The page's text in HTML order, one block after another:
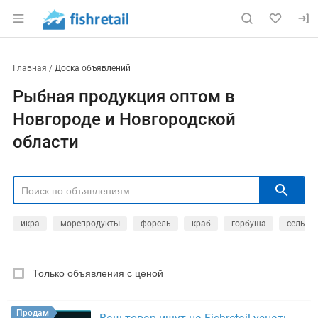
Главная Доска объявлений
Рыбная продукция оптом в
Новгороде и Новгородской
области
икра морепродукты форель краб горбуша сельдь
РЕГИОН Выбрать регион
Только объявления с ценой
Продам